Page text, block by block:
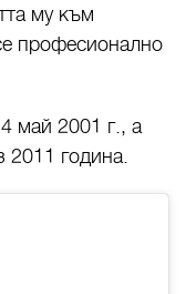
му към
професионално
май 2001 г., а
година.